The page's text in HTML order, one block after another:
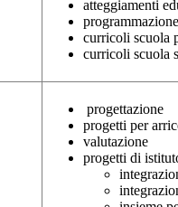
atteggiamenti
curricoli scuola
curricoli scuola
progettazione
progetti per
valutazione
progetti di